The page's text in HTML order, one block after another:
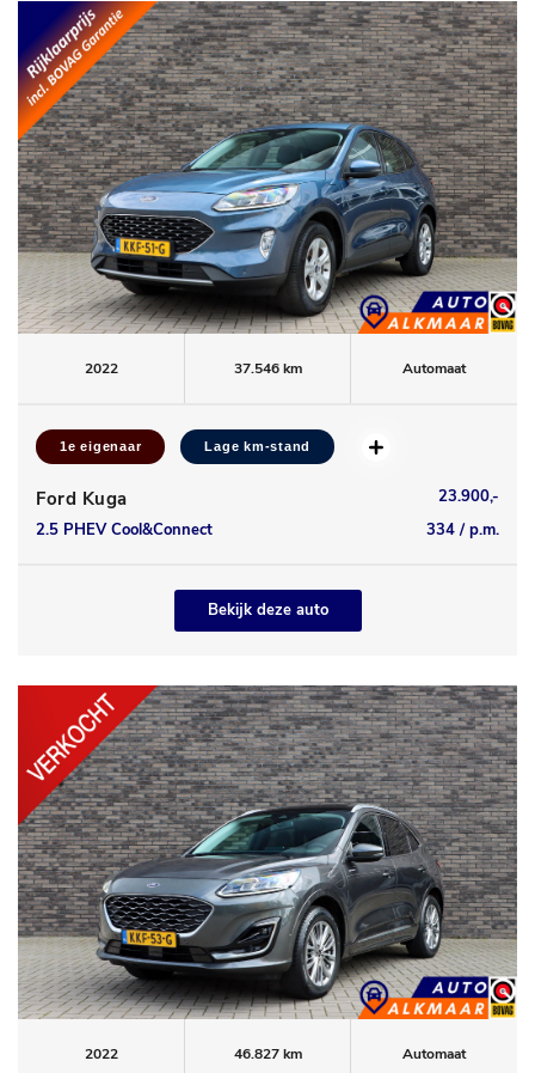
2022 37.546 km Automaat
1e eigenaar Lage km-stand
Ford Kuga
23.900,-
2.5 PHEV Cool&Connect
334 / p.m.
Bekijk deze auto
2022 46.827 km Automaat